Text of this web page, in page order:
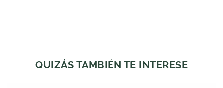
QUIZÁS TAMBIÉN TE INTERESE